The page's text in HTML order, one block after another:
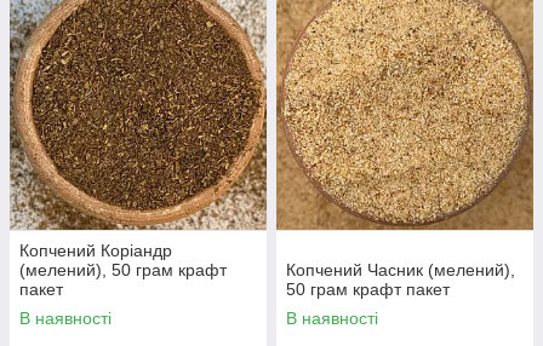
Копчений Коріандр
(мелений), 50 грам крафт
пакет
В наявності
Копчений Часник (мелений),
50 грам крафт пакет
В наявності